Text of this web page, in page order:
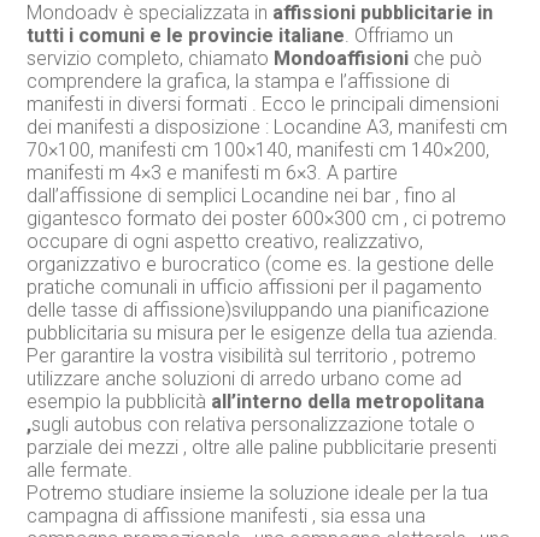
Mondoadv è specializzata in affissioni pubblicitarie in
tutti i comuni e le provincie italiane. Offriamo un
servizio completo, chiamato Mondoaffisioni che può
comprendere la grafica, la stampa e l’affissione di
manifesti in diversi formati . Ecco le principali dimensioni
dei manifesti a disposizione : Locandine A3, manifesti cm
70×100, manifesti cm 100×140, manifesti cm 140×200,
manifesti m 4×3 e manifesti m 6×3. A partire
dall’affissione di semplici Locandine nei bar , fino al
gigantesco formato dei poster 600×300 cm , ci potremo
occupare di ogni aspetto creativo, realizzativo,
organizzativo e burocratico (come es. la gestione delle
pratiche comunali in ufficio affissioni per il pagamento
delle tasse di affissione)sviluppando una pianificazione
pubblicitaria su misura per le esigenze della tua azienda.
Per garantire la vostra visibilità sul territorio , potremo
utilizzare anche soluzioni di arredo urbano come ad
esempio la pubblicità all’interno della metropolitana
,sugli autobus con relativa personalizzazione totale o
parziale dei mezzi , oltre alle paline pubblicitarie presenti
alle fermate.
Potremo studiare insieme la soluzione ideale per la tua
campagna di affissione manifesti , sia essa una